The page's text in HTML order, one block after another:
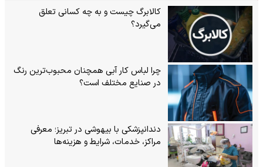
کالابرگ چیست و به چه کسانی تعلق
می‌گیرد؟
چرا لباس کار آبی همچنان محبوب‌ترین رنگ
در صنایع مختلف است؟
دندانپزشکی با بیهوشی در تبریز؛ معرفی
مراکز، خدمات، شرایط و هزینه‌ها